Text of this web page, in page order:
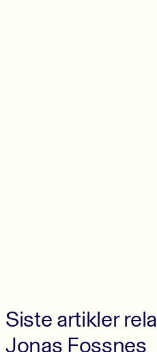
Siste artikler
Jonas Fossnes